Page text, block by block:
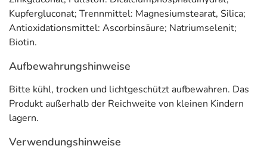
Nehmen Sie täglich eine Kapsel BIO-H-TIN Hair
Essentials Men Forte mit ausreichend Flüssigkeit ein, am
besten zu oder nach einer Mahlzeit.
Alternativ können Sie die Kapsel auch öffnen und den
Inhalt mit Flüssigkeit oder Joghurt einnehmen.
Inhaltsstoffe
Inhaltsstoffe pro Tagesportion (1 Kapsel)
Kupfergluconat; Trennmittel: Magnesiumstearat, Silica;
Antioxidationsmittel: Ascorbinsäure; Natriumselenit;
Biotin.
Aufbewahrungshinweise
Bitte kühl, trocken und lichtgeschützt aufbewahren. Das
Produkt außerhalb der Reichweite von kleinen Kindern
lagern.
Verwendungshinweise